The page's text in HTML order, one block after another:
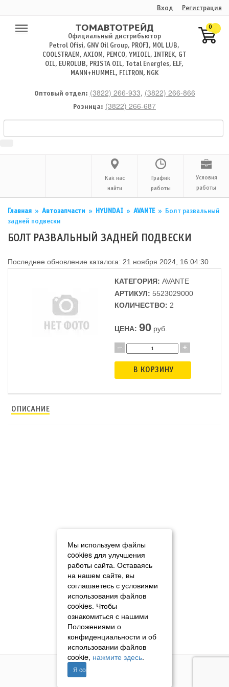
Вход Регистрация
Официальный дистрибьютор
Petrol Ofisi, GNV Oil Group, PROFI, MOL LUB,
COOLSTRAEM, AXIOM, PEMCO, YMIOIL, INTREK, GT
OIL, EUROLUB, PRISTA OIL, Total Energies, ELF,
MANN+HUMMEL, FILTRON, NGK
0
Оптовый отдел: (3822) 266-933, (3822) 266-866
Розница: (3822) 266-687
Как нас
найти
График
работы
Условия
работы
Главная » Автозапчасти » HYUNDAI » AVANTE »
Болт развальный
задней подвески
БОЛТ РАЗВАЛЬНЫЙ ЗАДНЕЙ ПОДВЕСКИ
Последнее обновление каталога: 21 ноября 2024, 16:04:30
КАТЕГОРИЯ: AVANTE
АРТИКУЛ: 5523029000
КОЛИЧЕСТВО: 2
ЦЕНА: 90 руб.
В КОРЗИНУ
ОПИСАНИЕ
© 2011–2026 «Томавтотрейд»
Мы используем файлы
cookies для улучшения
работы сайта. Оставаясь
на нашем сайте, вы
соглашаетесь с условиями
использования файлов
cookies. Чтобы
ознакомиться с нашими
Положениями о
конфиденциальности и об
использовании файлов
cookie, нажмите здесь.
Я согласен